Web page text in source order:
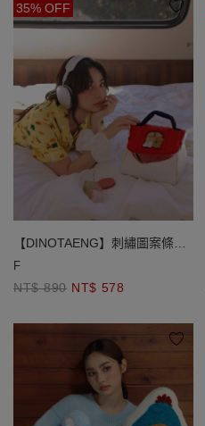
35% OFF
【DINOTAENG】刺繡圖案條紋
鋪棉手提包
F
NT$ 890 NT$ 578